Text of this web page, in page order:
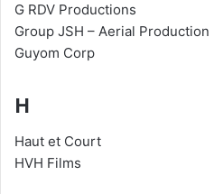
G RDV Productions
Group JSH – Aerial Production
Guyom Corp
H
Haut et Court
HVH Films